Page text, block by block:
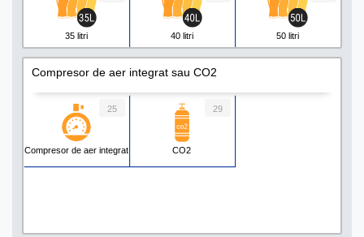
35 litri 40 litri 50 litri
55 litri 60 litri
Compresor de aer integrat sau CO2
Compresor de aer integrat
25
CO2
29